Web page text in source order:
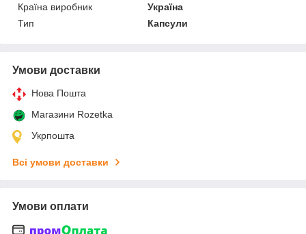
Країна виробник
Україна
Тип
Капсули
Умови доставки
Нова Пошта
Магазини Rozetka
Укрпошта
Всі умови доставки
Умови оплати